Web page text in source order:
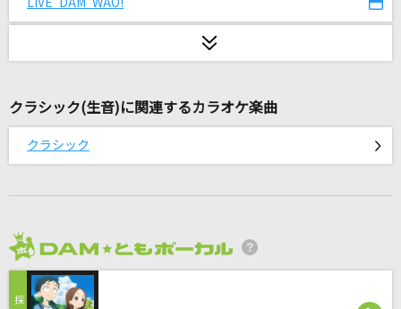
[生音]夏の日
IRIS OUT(ビデオクリップバージョン)
米津玄師
STELLA MIC RELAY
[生音]Material Girl [マテリアル・ガール]
Madonna
LIVE DAM WAO!
クラシック(生音)に関連するカラオケ楽曲
クラシック